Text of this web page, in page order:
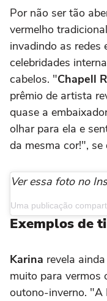
Por não ser tão
vermelho
invadindo as redes
celebridades
cabelos. "Chapell
prêmio de artista
quase a
olhar para ela e
da mesma cor!", se
Ver essa foto no
Exemplos de
Karina revela
muito para vermos
outono-inverno. "A